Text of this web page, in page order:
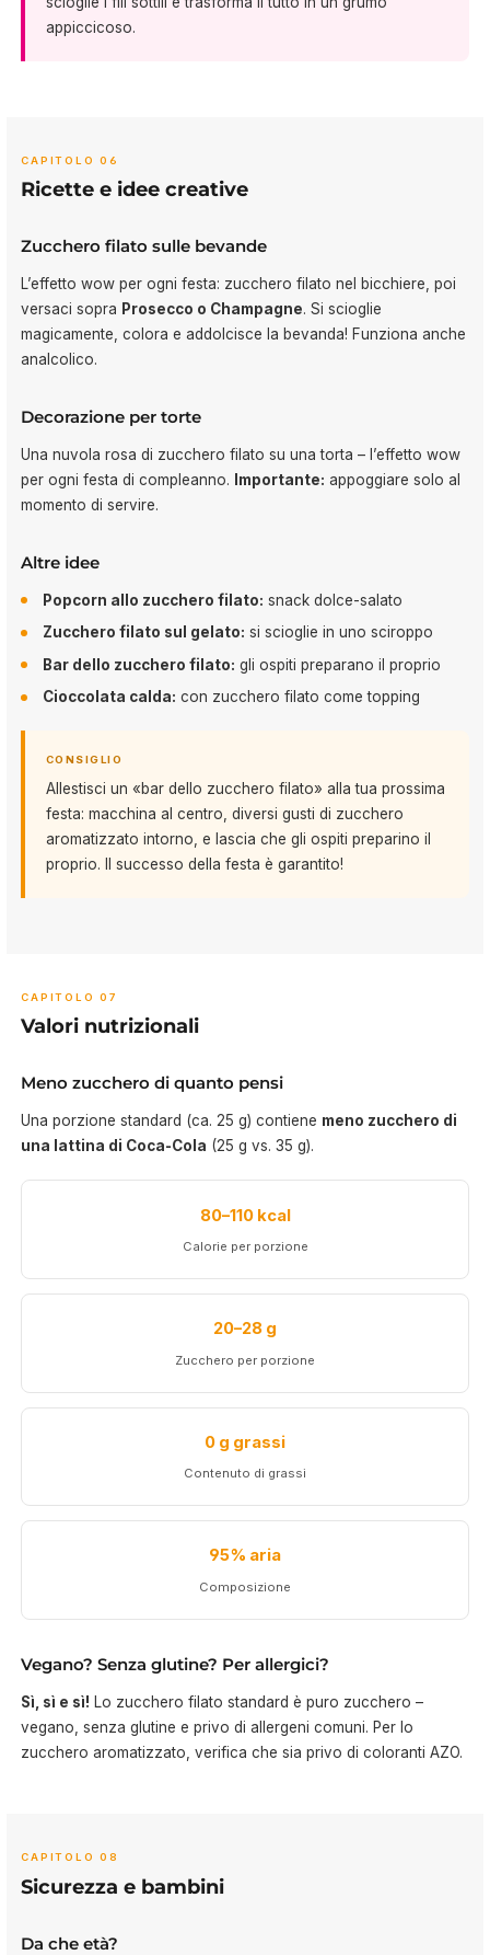
appiccicoso.
CAPITOLO 06
Ricette e idee creative
Zucchero filato sulle bevande
L’effetto wow per ogni festa: zucchero filato nel bicchiere, poi
versaci sopra Prosecco o Champagne. Si scioglie
magicamente, colora e addolcisce la bevanda! Funziona anche
analcolico.
Decorazione per torte
Una nuvola rosa di zucchero filato su una torta – l’effetto wow
per ogni festa di compleanno.
Importante: appoggiare solo al
momento di servire.
Altre idee
Popcorn allo zucchero filato: snack dolce-salato
Zucchero filato sul gelato: si scioglie in uno sciroppo
Bar dello zucchero filato: gli ospiti preparano il proprio
Cioccolata calda: con zucchero filato come topping
CONSIGLIO
Allestisci un «bar dello zucchero filato» alla tua prossima
festa: macchina al centro, diversi gusti di zucchero
aromatizzato intorno, e lascia che gli ospiti preparino il
proprio. Il successo della festa è garantito!
CAPITOLO 07
Valori nutrizionali
Meno zucchero di quanto pensi
Una porzione standard (ca. 25 g) contiene meno zucchero di
una lattina di Coca-Cola (25 g vs. 35 g).
80–110 kcal
Calorie per porzione
20–28 g
Zucchero per porzione
0 g grassi
Contenuto di grassi
95% aria
Composizione
Vegano? Senza glutine? Per allergici?
Sì, sì e sì! Lo zucchero filato standard è puro zucchero –
vegano, senza glutine e privo di allergeni comuni. Per lo
zucchero aromatizzato, verifica che sia privo di coloranti AZO.
CAPITOLO 08
Sicurezza e bambini
Da che età?